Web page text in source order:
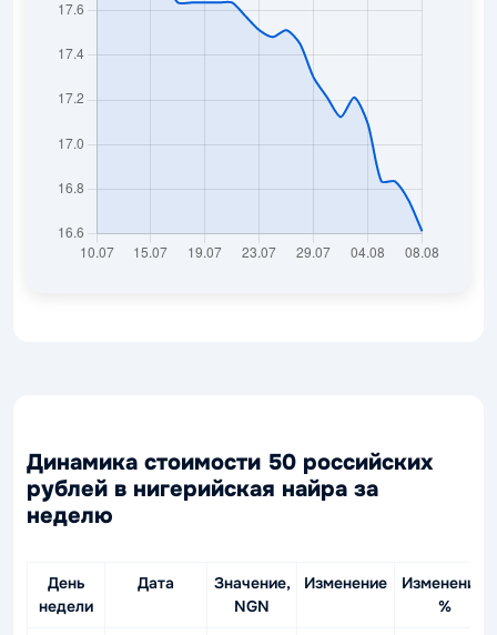
Динамика стоимости 50 российских
рублей в нигерийская найра за
неделю
День
недели
Дата
Значение,
NGN
Изменение
Изменение,
%